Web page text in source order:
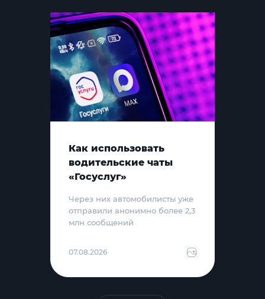
Как использовать
водительские чаты
«Госуслуг»
Через них автомобилисты уже
отправили анонимно более 2,3
млн сообщений
07.08.2026